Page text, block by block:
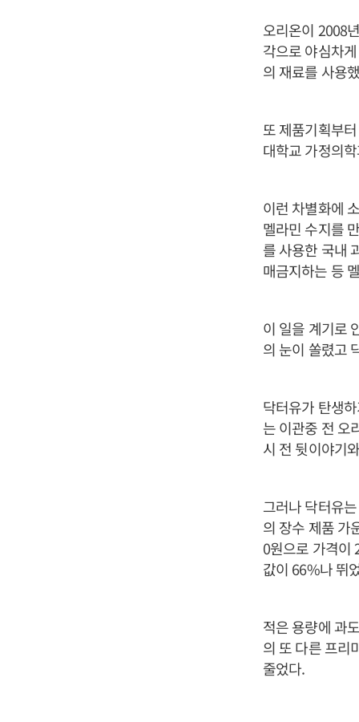
오리온이 2008
각으로 야심차
의 재료를 사용
또 제품기획부
대학교 가정의
이런 차별화에
멜라민 수지를
를 사용한 국내
매금지하는 등
이 일을 계기로
의 눈이 쏠렸고
닥터유가 탄생
는 이관중 전 오
시 전 뒷이야기
그러나 닥터유
의 장수 제품 가
0원으로 가격이
값이 66%나 뛰
적은 용량에 과
의 또 다른 프리
줄었다.